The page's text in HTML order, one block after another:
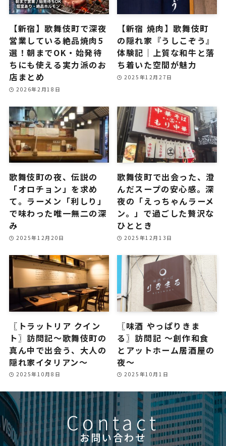
【新宿】歌舞伎町で深夜
営業している絶品焼肉5
選！朝までOK・始発待
ちにも使える実力派のお
店まとめ
2026年2月18日
【新宿 焼肉】歌舞伎町
の隠れ家『うしこぞう』
体験記｜上質な和牛と落
ち着いた空間が魅力
2025年12月27日
歌舞伎町の夜、伝説の
「オロチョン」を求め
て。ラーメン「利しり」
で味わった唯一無二の深
み
2025年12月20日
歌舞伎町で出会った、澄
んだスープの安心感。深
夜の「えっちゃんラーメ
ン。」で過ごした贅沢な
ひととき
2025年12月13日
〖トラットリア クイン
ト〗訪問記〜歌舞伎町の
真ん中で出会う、大人の
隠れ家イタリアン〜
2025年10月8日
〖味酒 やっぱりきま
る〗訪問記 ～創作和食
とアットホーム居酒屋の
夜～
2025年10月1日
Contact
お問い合わせ